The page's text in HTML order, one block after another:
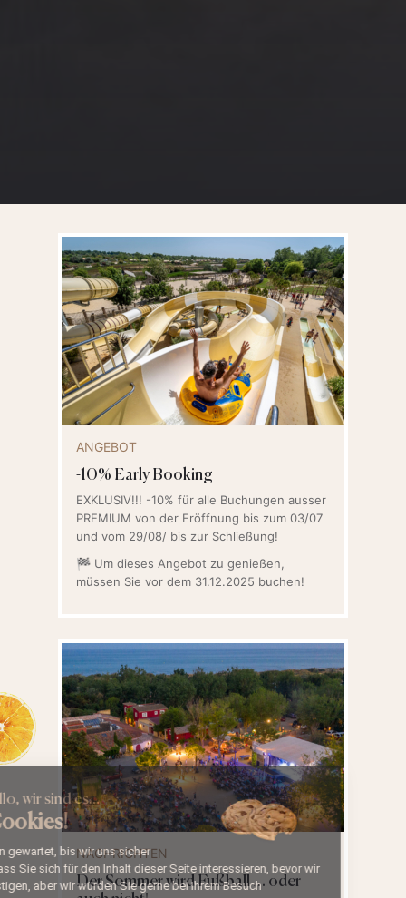
Hallihallo, wir sind es…
die Cookies!
Wir haben gewartet, bis wir uns sicher
waren, dass Sie sich für den Inhalt dieser Seite interessieren, bevor wir
Sie belästigen, aber wir würden Sie gerne bei Ihrem Besuch
ANGEBOT
-10% Early Booking
EXKLUSIV!!! -10% für alle Buchungen ausser
PREMIUM von der Eröffnung bis zum 03/07
und vom 29/08/ bis zur Schließung!
🏁 Um dieses Angebot zu genießen,
müssen Sie vor dem 31.12.2025 buchen!
NACHRICHTEN
Der Sommer wird Fußball … oder